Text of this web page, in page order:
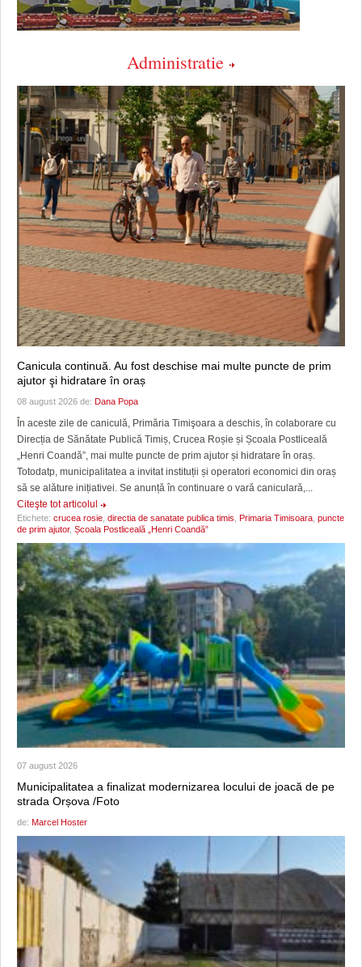
Administratie
Canicula continuă. Au fost deschise mai multe puncte de prim
ajutor şi hidratare în oraș
08 august 2026 de: Dana Popa
În aceste zile de caniculă, Primăria Timişoara a deschis, în colaborare cu
Direcția de Sănătate Publică Timiș, Crucea Roșie și Școala Postliceală
„Henri Coandă”, mai multe puncte de prim ajutor și hidratare în oraș.
Totodatp, municipalitatea a invitat instituții și operatori economici din oraș
să se alăture inițiativei. Se anunță în continuare o vară caniculară,...
Citeşte tot articolul
Etichete: crucea rosie directia de sanatate publica timis Primaria Timisoara puncte
de prim ajutor, Școala Postliceală „Henri Coandă”
07 august 2026
Municipalitatea a finalizat modernizarea locului de joacă de pe
strada Orșova /Foto
de: Marcel Hoster